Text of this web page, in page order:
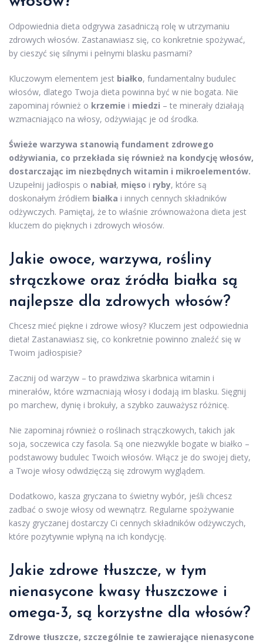
Odpowiednia dieta odgrywa zasadniczą rolę w utrzymaniu
zdrowych włosów. Zastanawiasz się, co konkretnie spożywać,
by cieszyć się silnymi i pełnymi blasku pasmami?
Kluczowym elementem jest białko, fundamentalny budulec
włosów, dlatego Twoja dieta powinna być w nie bogata. Nie
zapominaj również o krzemie i miedzi – te minerały działają
wzmacniająco na włosy, odżywiając je od środka.
Świeże warzywa stanowią fundament zdrowego
odżywiania, co przekłada się również na kondycję włosów,
dostarczając im niezbędnych witamin i mikroelementów.
Uzupełnij jadłospis o nabiał, mięso i ryby, które są
doskonałym źródłem białka i innych cennych składników
odżywczych. Pamiętaj, że to właśnie zrównoważona dieta jest
kluczem do pięknych i zdrowych włosów.
Jakie owoce, warzywa, rośliny
strączkowe oraz źródła białka są
najlepsze dla zdrowych włosów?
Chcesz mieć piękne i zdrowe włosy? Kluczem jest odpowiednia
dieta! Zastanawiasz się, co konkretnie powinno znaleźć się w
Twoim jadłospisie?
Zacznij od warzyw – to prawdziwa skarbnica witamin i
minerałów, które wzmacniają włosy i dodają im blasku. Sięgnij
po marchew, dynię i brokuły, a szybko zauważysz różnicę.
Nie zapominaj również o roślinach strączkowych, takich jak
soja, soczewica czy fasola. Są one niezwykle bogate w białko –
podstawowy budulec Twoich włosów. Włącz je do swojej diety,
a Twoje włosy odwdzięczą się zdrowym wyglądem.
Dodatkowo, kasza gryczana to świetny wybór, jeśli chcesz
zadbać o swoje włosy od wewnątrz. Regularne spożywanie
kaszy gryczanej dostarczy Ci cennych składników odżywczych,
które pozytywnie wpłyną na ich kondycję.
Jakie zdrowe tłuszcze, w tym
nienasycone kwasy tłuszczowe i
omega-3, są korzystne dla włosów?
Zdrowe tłuszcze, szczególnie te zawierające nienasycone